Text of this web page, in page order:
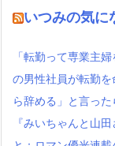
いつみの気に
「転勤って専業主
の男性社員が転勤
ら辞める」と言っ
『みいちゃんと山